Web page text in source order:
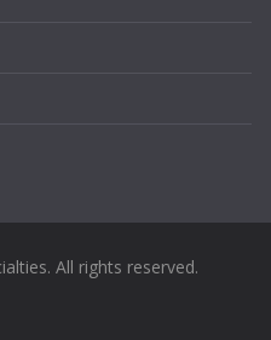
All rights reserved.